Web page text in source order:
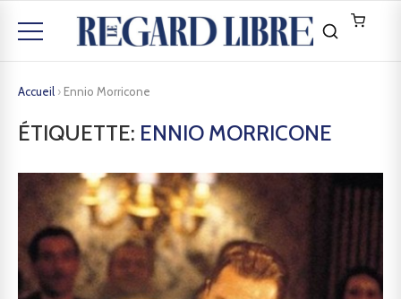
Accueil › Ennio Morricone
ÉTIQUETTE: ENNIO MORRICONE